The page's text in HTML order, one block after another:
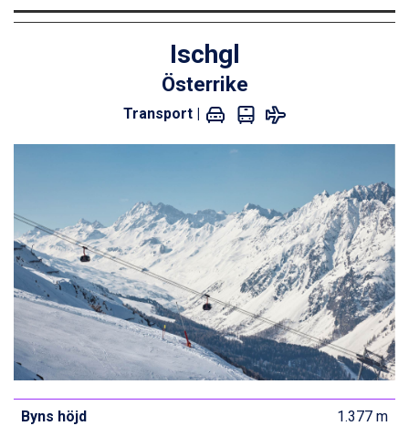
Ischgl
Österrike
Transport |
Byns höjd 1.377 m